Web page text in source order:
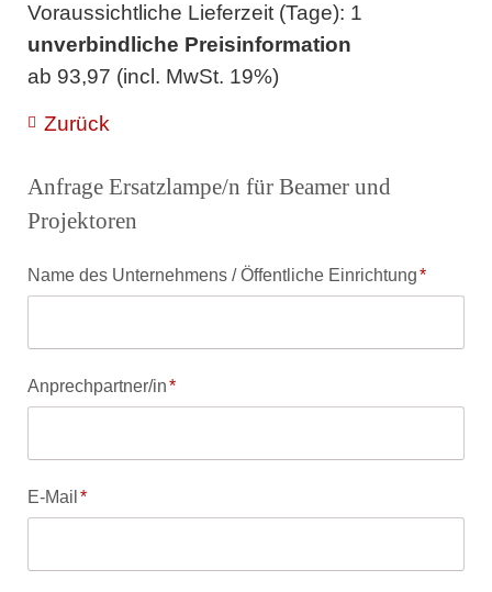
Voraussichtliche Lieferzeit (Tage): 1
unverbindliche Preisinformation
ab 93,97 (incl. MwSt. 19%)
Zurück
Anfrage Ersatzlampe/n für Beamer und
Projektoren
Pflichtfeld
Name des Unternehmens / Öffentliche Einrichtung*
Pflichtfeld
Anprechpartner/in*
Pflichtfeld
E-Mail*